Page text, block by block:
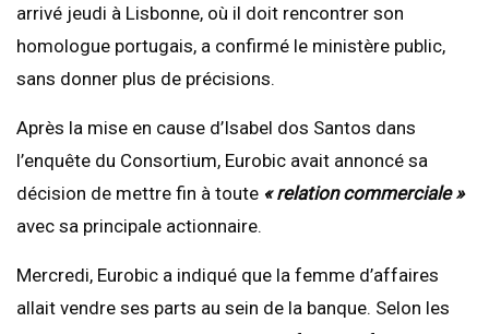
arrivé jeudi à Lisbonne, où il doit rencontrer son
homologue portugais, a confirmé le ministère public,
sans donner plus de précisions.
Après la mise en cause d’Isabel dos Santos dans
l’enquête du Consortium, Eurobic avait annoncé sa
décision de mettre fin à toute « relation commerciale »
avec sa principale actionnaire.
Mercredi, Eurobic a indiqué que la femme d’affaires
allait vendre ses parts au sein de la banque. Selon les